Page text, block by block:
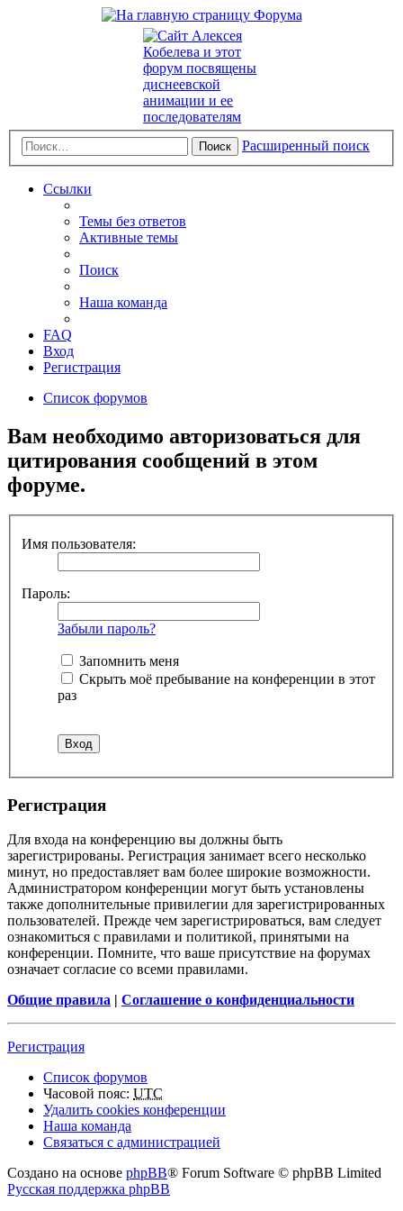
Поиск Расширенный поиск
Ссылки
Темы без ответов
Активные темы
Поиск
Наша команда
FAQ
Вход
Регистрация
Список форумов
Вам необходимо авторизоваться для
цитирования сообщений в этом
форуме.
Имя пользователя:
Пароль:
Забыли пароль?
Запомнить меня
Скрыть моё пребывание на конференции в этот
раз
Регистрация
Для входа на конференцию вы должны быть
зарегистрированы. Регистрация занимает всего несколько
минут, но предоставляет вам более широкие возможности.
Администратором конференции могут быть установлены
также дополнительные привилегии для зарегистрированных
пользователей. Прежде чем зарегистрироваться, вам следует
ознакомиться с правилами и политикой, принятыми на
конференции. Помните, что ваше присутствие на форумах
означает согласие со всеми правилами.
Общие правила | Соглашение о конфиденциальности
Регистрация
Список форумов
Часовой пояс: UTC
Удалить cookies конференции
Наша команда
Связаться с администрацией
Создано на основе phpBB® Forum Software © phpBB Limited
Русская поддержка phpBB